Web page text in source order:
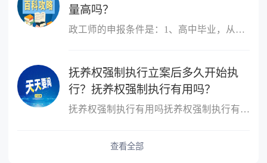
量高吗？
政工师的申报条件是：1、高中毕业，从事思想政治工作三年以上;2、大
抚养权强制执行立案后多久开始执
行？抚养权强制执行有用吗？
抚养权强制执行有用吗抚养权强制执行有用，抚养权也是可以申请强制
查看全部